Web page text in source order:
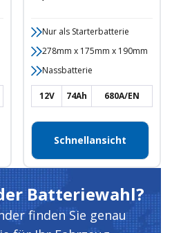
Nur als Starterbatterie
278mm x 175mm x 190mm
Nassbatterie
12V 74Ah 680A/EN
Schnellansicht
Batteriewahl?
finden Sie genau